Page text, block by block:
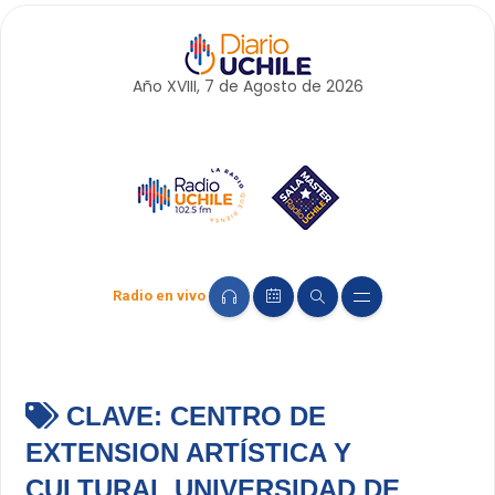
Año XVIII, 7 de Agosto de 2026
Radio en vivo
CLAVE: CENTRO DE
EXTENSION ARTÍSTICA Y